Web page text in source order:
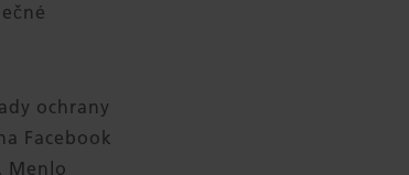
ochrany
Facebook
Menlo